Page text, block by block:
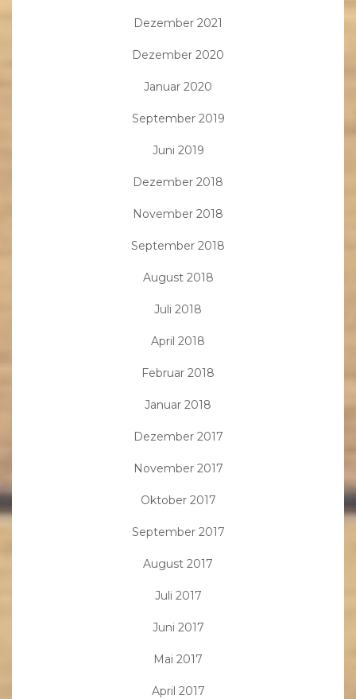
Dezember 2021
Dezember 2020
Januar 2020
September 2019
Juni 2019
Dezember 2018
November 2018
September 2018
August 2018
Juli 2018
April 2018
Februar 2018
Januar 2018
Dezember 2017
November 2017
Oktober 2017
September 2017
August 2017
Juli 2017
Juni 2017
Mai 2017
April 2017